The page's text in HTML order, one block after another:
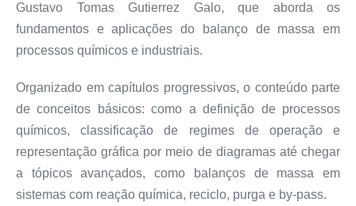
Gustavo Tomas Gutierrez Galo, que aborda os
fundamentos e aplicações do balanço de massa em
processos químicos e industriais.
Organizado em capítulos progressivos, o conteúdo parte
de conceitos básicos: como a definição de processos
químicos, classificação de regimes de operação e
representação gráfica por meio de diagramas até chegar
a tópicos avançados, como balanços de massa em
sistemas com reação química, reciclo, purga e by-pass.